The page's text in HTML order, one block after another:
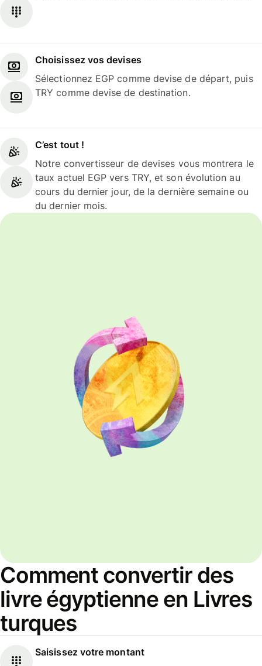
Choisissez vos devises
Sélectionnez EGP comme devise de départ, puis
TRY comme devise de destination.
C’est tout !
Notre convertisseur de devises vous montrera le
taux actuel EGP vers TRY, et son évolution au
cours du dernier jour, de la dernière semaine ou
du dernier mois.
Comment convertir des
livre égyptienne en Livres
turques
Saisissez votre montant